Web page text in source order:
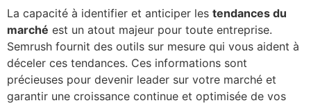
La capacité à identifier et anticiper les tendances du
marché est un atout majeur pour toute entreprise.
Semrush fournit des outils sur mesure qui vous aident à
déceler ces tendances. Ces informations sont
précieuses pour devenir leader sur votre marché et
garantir une croissance continue et optimisée de vos